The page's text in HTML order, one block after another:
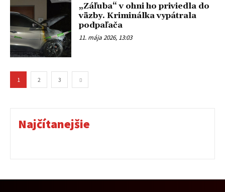
„Záľuba“ v ohni ho priviedla do
väzby. Kriminálka vypátrala
podpaľača
11. mája 2026, 13:03
1 2 3
Najčítanejšie